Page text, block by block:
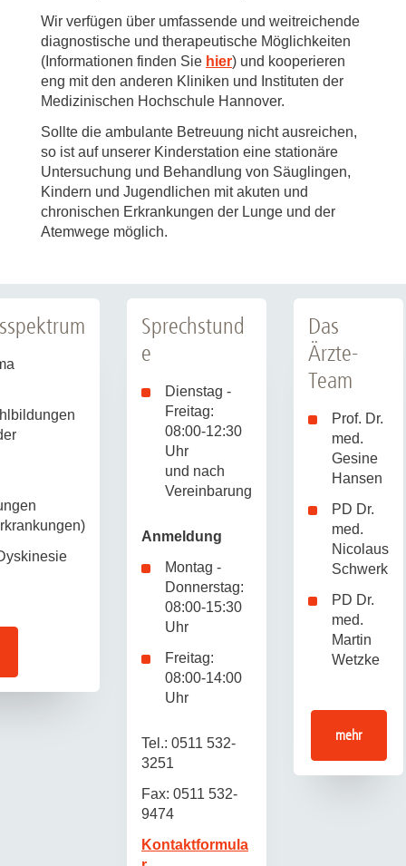
Wir verfügen über umfassende und weitreichende
diagnostische und therapeutische Möglichkeiten
(Informationen finden Sie hier) und kooperieren
eng mit den anderen Kliniken und Instituten der
Medizinischen Hochschule Hannover.
Sollte die ambulante Betreuung nicht ausreichen,
so ist auf unserer Kinderstation eine stationäre
Untersuchung und Behandlung von Säuglingen,
Kindern und Jugendlichen mit akuten und
chronischen Erkrankungen der Lunge und der
Atemwege möglich.
Sprechstund
e
Dienstag -
Freitag:
08:00-12:30
Uhr
und nach
Vereinbarung
Anmeldung
Montag -
Donnerstag:
08:00-15:30
Uhr
Freitag:
08:00-14:00
Uhr
Tel.: 0511 532-
3251
Fax: 0511 532-
9474
Kontaktformula
Das
Ärzte-
Team
Prof. Dr.
med.
Gesine
Hansen
PD Dr.
med.
Nicolaus
Schwerk
PD Dr.
med.
Martin
Wetzke
mehr